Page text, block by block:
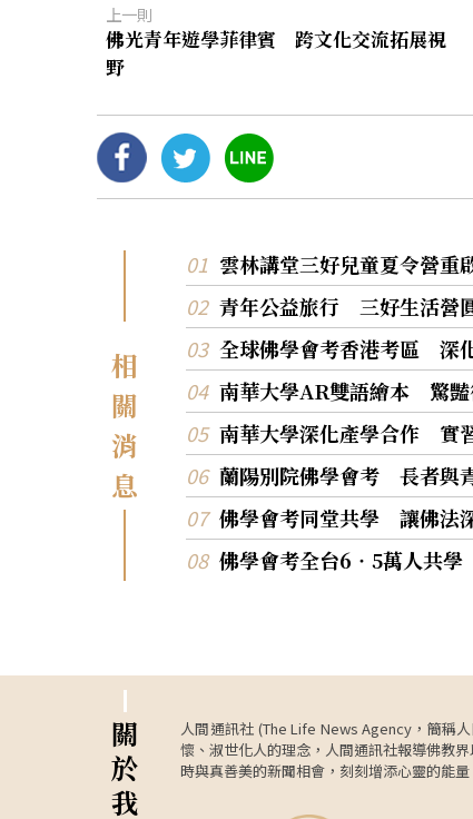
上一則
佛光青年遊學菲律賓 跨文化交流拓展視
野
相
關
消
息
雲林講堂三好兒童夏令營
青年公益旅行 三好生活營
全球佛學會考香港考區 深
南華大學AR雙語繪本 驚豔
南華大學深化產學合作 實
蘭陽別院佛學會考 長者與
佛學會考同堂共學 讓佛法
佛學會考全台6‧5萬人共
關
於
我
人間通訊社 (The Life News Agency，簡稱
懷、淑世化人的理念，人間通訊社報導佛教
時與真善美的新聞相會，刻刻增添心靈的能